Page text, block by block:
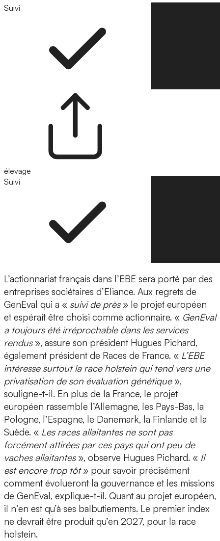
Suivi
élevage
Suivi
L’actionnariat français dans l’EBE sera porté par des
entreprises sociétaires d’Eliance. Aux regrets de
GenEval qui a « suivi de près» le projet européen
et espérait être choisi comme actionnaire. « GenEval
a toujours été irréprochable dans les services
rendus», assure son président Hugues Pichard,
également président de Races de France. « L’EBE
intéresse surtout la race holstein qui tend vers une
privatisation de son évaluation génétique»,
souligne-t-il. En plus de la France, le projet
européen rassemble l’Allemagne, les Pays-Bas, la
Pologne, l’Espagne, le Danemark, la Finlande et la
Suède. « Les races allaitantes ne sont pas
forcément attirées par ces pays qui ont peu de
vaches allaitantes», observe Hugues Pichard. « Il
est encore trop tôt» pour savoir précisément
comment évolueront la gouvernance et les missions
de GenEval, explique-t-il. Quant au projet européen,
il n’en est qu’à ses balbutiements. Le premier index
ne devrait être produit qu’en 2027, pour la race
holstein.